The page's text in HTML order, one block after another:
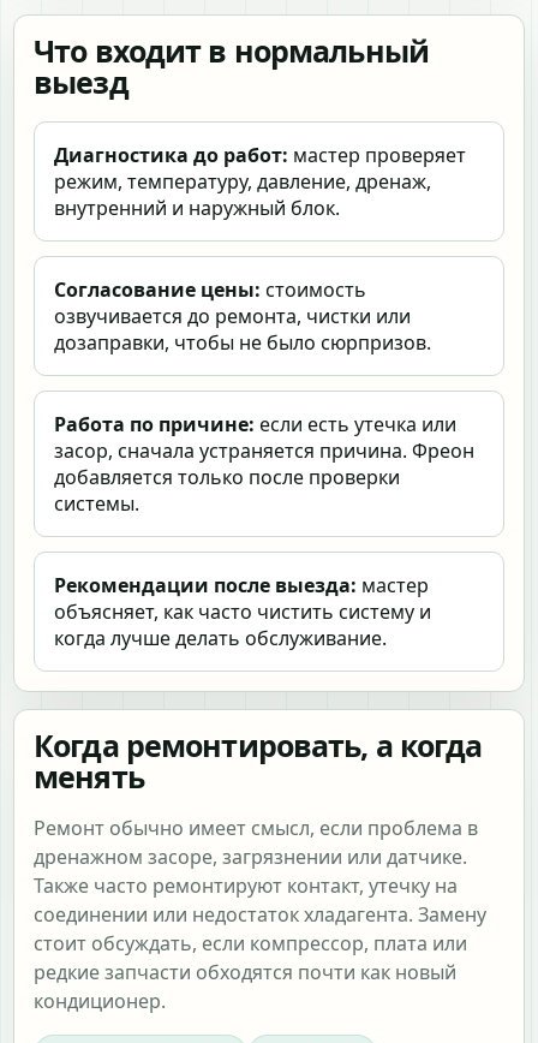
Что входит в нормальный
выезд
Диагностика до работ: мастер проверяет
режим, температуру, давление, дренаж,
внутренний и наружный блок.
Согласование цены: стоимость
озвучивается до ремонта, чистки или
дозаправки, чтобы не было сюрпризов.
Работа по причине: если есть утечка или
засор, сначала устраняется причина. Фреон
добавляется только после проверки
системы.
Рекомендации после выезда: мастер
объясняет, как часто чистить систему и
когда лучше делать обслуживание.
Когда ремонтировать, а когда
менять
Ремонт обычно имеет смысл, если проблема в
дренажном засоре, загрязнении или датчике.
Также часто ремонтируют контакт, утечку на
соединении или недостаток хладагента. Замену
стоит обсуждать, если компрессор, плата или
редкие запчасти обходятся почти как новый
кондиционер.